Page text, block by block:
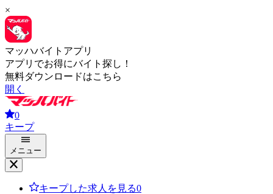
×
マッハバイトアプリ
アプリでお得にバイト探し！
無料ダウンロードはこちら
開く
0
キープ
メニュー
キープした求人を見る0